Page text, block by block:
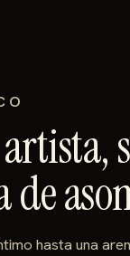
de
hasta una